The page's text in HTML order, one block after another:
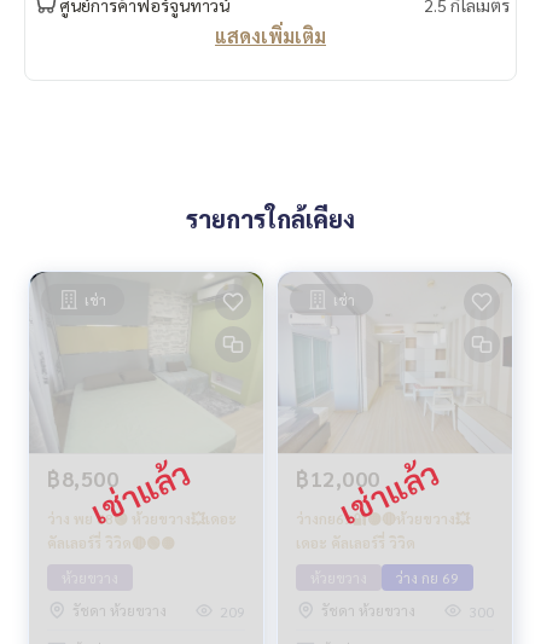
แสดงเพิ่มเติม
รายการใกล้เคียง
เช่า
฿8,500
ว่าง พย 68🟢 ห้วยขวาง💥เดอะ
คัลเลอร์รี่ วิวิด🔴🟢🟡
รัชดา ห้วยขวาง
209
เช่า
฿12,000
ว่างกย69🔐🟡🔴ห้วยขวาง💥
เดอะ คัลเลอร์รี่ วิวิด
ว่าง กย 69
รัชดา ห้วยขวาง
300